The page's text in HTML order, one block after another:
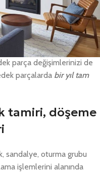
grupları için yedek
Kurumsal
tiyatro gibi alanlarda
parça değişimlerinizi de
parçalarda bir yıl tam
tamiri, döşeme
sandalye, oturma grubu
işlemlerini alanında